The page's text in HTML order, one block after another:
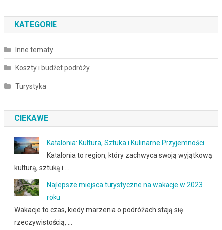
KATEGORIE
Inne tematy
Koszty i budżet podróży
Turystyka
CIEKAWE
Katalonia: Kultura, Sztuka i Kulinarne Przyjemności
Katalonia to region, który zachwyca swoją wyjątkową
kulturą, sztuką i …
Najlepsze miejsca turystyczne na wakacje w 2023
roku
Wakacje to czas, kiedy marzenia o podróżach stają się
rzeczywistością, …